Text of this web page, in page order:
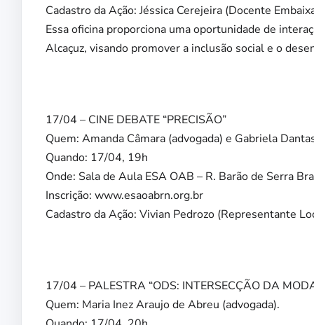
Cadastro da Ação: Jéssica Cerejeira (Docente
Essa oficina proporciona uma oportunidade de
Alcaçuz, visando promover a inclusão social e o
17/04 – CINE DEBATE “PRECISÃO”
Quem: Amanda Câmara (advogada) e Gabriela
Quando: 17/04, 19h
Onde: Sala de Aula ESA OAB – R. Barão de Serra
Inscrição: www.esaoabrn.org.br
Cadastro da Ação: Vivian Pedrozo (Representante
17/04 – PALESTRA “ODS: INTERSECÇÃO DA
Quem: Maria Inez Araujo de Abreu (advogada).